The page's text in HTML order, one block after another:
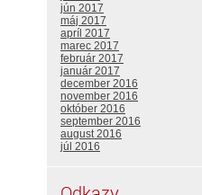
jún 2017
máj 2017
apríl 2017
marec 2017
február 2017
január 2017
december 2016
november 2016
október 2016
september 2016
august 2016
júl 2016